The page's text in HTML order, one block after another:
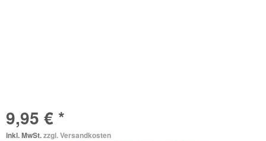
9,95 € *
inkl. MwSt.zzgl. Versandkosten